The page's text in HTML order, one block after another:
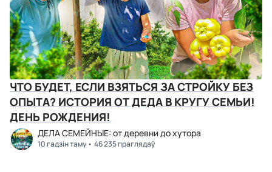
ЧТО БУДЕТ, ЕСЛИ ВЗЯТЬСЯ ЗА СТРОЙКУ БЕЗ
ОПЫТА? ИСТОРИЯ ОТ ДЕДА В КРУГУ СЕМЬИ!
ДЕНЬ РОЖДЕНИЯ!
ДЕЛА СЕМЕЙНЫЕ: от деревни до хутора
10 гадзін таму 46 235 праглядаў